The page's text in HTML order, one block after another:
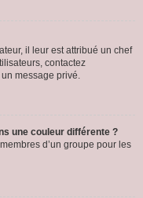
il leur est attribué un chef
contactez
message privé.
une couleur différente ?
d’un groupe pour les